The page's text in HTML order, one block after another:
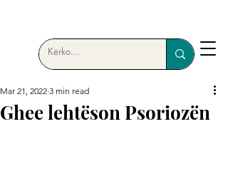
Ghee lehtëson Psoriozën
Mar 21, 2022 3 min read